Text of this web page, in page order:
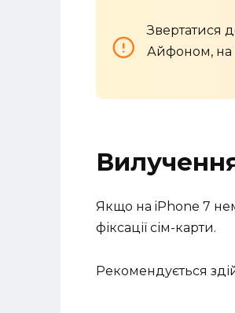
Звертатися
Айфоном, на
Якщо на iPhone 7
фіксації сім-карти.
Рекомендується